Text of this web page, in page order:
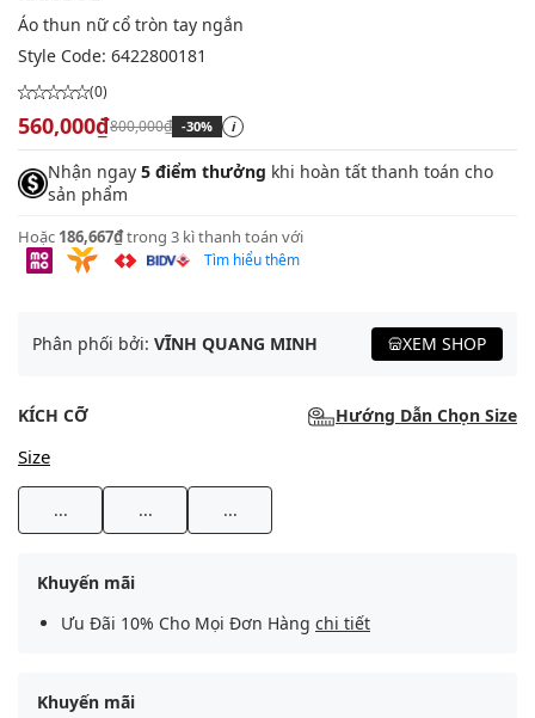
Áo thun nữ cổ tròn tay ngắn
Style Code: 6422800181
(0)
560,000₫800,000₫ -30% i
Nhận ngay 5 điểm thưởng khi hoàn tất thanh toán cho
sản phẩm
Hoặc 186,667₫trong 3 kì thanh toán với
Tìm hiểu thêm
Phân phối bởi: VĨNH QUANG MINH XEM SHOP
KÍCH CỠ Hướng Dẫn Chọn Size
Size
... ... ...
Khuyến mãi
Ưu Đãi 10% Cho Mọi Đơn Hàng chi tiết
Khuyến mãi